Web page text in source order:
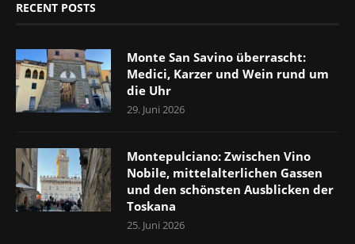
RECENT POSTS
Monte San Savino überrascht:
Medici, Karzer und Wein rund um
die Uhr
29. Juni 2026
Montepulciano: Zwischen Vino
Nobile, mittelalterlichen Gassen
und den schönsten Ausblicken der
Toskana
25. Juni 2026